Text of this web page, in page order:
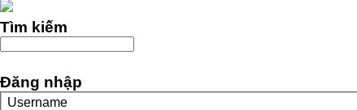
Tìm kiếm
Đăng nhập
Username